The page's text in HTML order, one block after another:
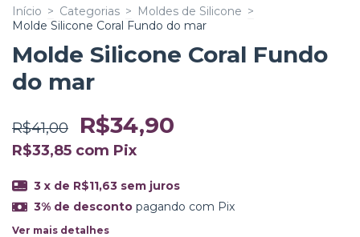
Início > Categorias > Moldes de Silicone >
Molde Silicone Coral Fundo do mar
Molde Silicone Coral Fundo
do mar
R$41,00 R$34,90
R$33,85 com Pix
3 x de R$11,63 sem juros
3% de descontopagando com Pix
Ver mais detalhes